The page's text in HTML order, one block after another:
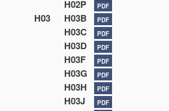
H02P PDF
H03 H03B PDF
H03C PDF
H03D PDF
H03F PDF
H03G PDF
H03H PDF
H03J PDF